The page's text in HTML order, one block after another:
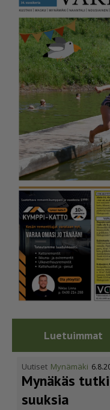
Luetuimmat
Uutiset Mynämäki
Mynäkäs
suuksia